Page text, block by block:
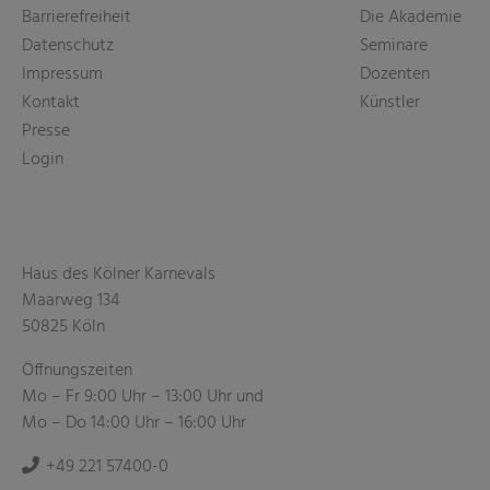
Barrierefreiheit
Datenschutz
Impressum
Kontakt
Presse
Login
Die Akademie
Seminare
Dozenten
Künstler
Haus des Kölner Karnevals
Maarweg 134
50825 Köln
Öffnungszeiten
Mo – Fr 9:00 Uhr – 13:00 Uhr und
Mo – Do 14:00 Uhr – 16:00 Uhr
+49 221 57400-0